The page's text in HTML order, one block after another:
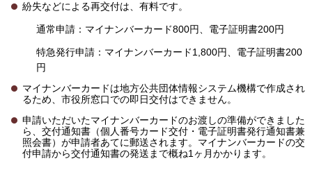
紛失などによる再交付は、有料です。
通常申請：マイナンバーカード800円、電子証明書200円
特急発行申請：マイナンバーカード1,800円、電子証明書200
円
マイナンバーカードは地方公共団体情報システム機構で作成され
るため、市役所窓口での即日交付はできません。
申請いただいたマイナンバーカードのお渡しの準備ができました
ら、交付通知書（個人番号カード交付・電子証明書発行通知書兼
照会書）が申請者あてに郵送されます。マイナンバーカードの交
付申請から交付通知書の発送まで概ね1ヶ月かかります。